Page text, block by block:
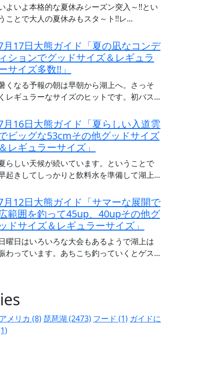
よいよ本格的な夏休みシーズン突入～!!とい
うことで大人の夏休みもスタ～ト!!レ...
月17日大熊ガイド「夏の凪なコンデ
ィションでグッドサイズ＆レギュラ
サイズ多数!!」
くなる予報の朝は早朝から湖上へ。さっそ
くレギュラーなサイズのヒットです。初バス...
月16日大熊ガイド「夏らしい入道雲
ビッグな53cmその他グッドサイズ
＆レギュラーサイズ」
らしい天候が続いています。ということで
起きしてしっかりと飲料水を準備して湖上...
月12日大熊ガイド「サマーな展開で
範囲を釣って45up、40upその他グ
ッドサイズ＆レギュラーサイズ」
曜日はいろいろな大会もあるようで湖上は
わっています。あちこち釣っていくとゲス...
アメリカ (8) 琵琶湖 (2473) フード (1) ガイドに